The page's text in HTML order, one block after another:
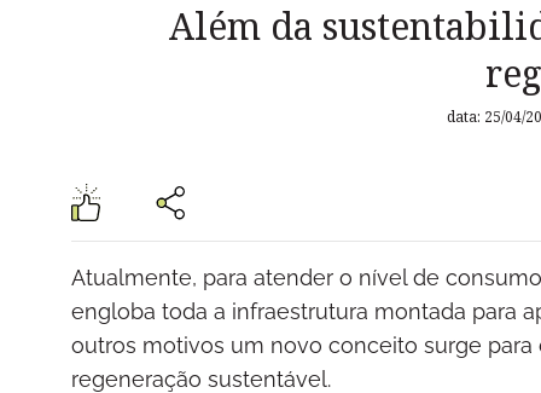
Além da
data: 25/04/
Atualmente, para atender o nível de
engloba toda a infraestrutura montada para
outros motivos um novo conceito surge para
regeneração sustentável.